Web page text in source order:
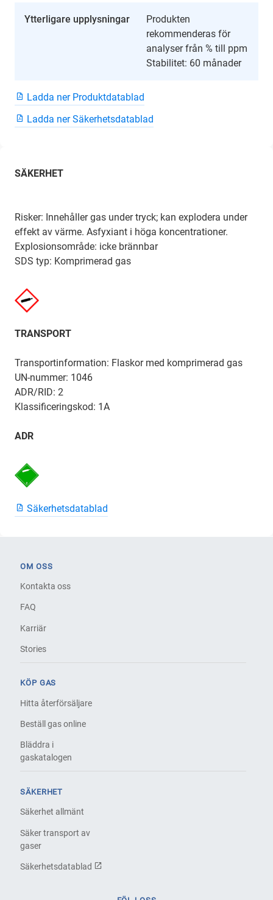
Ytterligare upplysningar
Produkten
rekommenderas för
analyser från % till ppm
Stabilitet: 60 månader
Ladda ner Produktdatablad
Ladda ner Säkerhetsdatablad
SÄKERHET
Risker: Innehåller gas under tryck; kan explodera under
effekt av värme. Asfyxiant i höga koncentrationer.
Explosionsområde: icke brännbar
SDS typ: Komprimerad gas
TRANSPORT
Transportinformation: Flaskor med komprimerad gas
UN-nummer: 1046
ADR/RID: 2
Klassificeringskod: 1A
ADR
Säkerhetsdatablad
OM OSS
Kontakta oss
FAQ
Karriär
Stories
KÖP GAS
Hitta återförsäljare
Beställ gas online
Bläddra i
gaskatalogen
SÄKERHET
Säkerhet allmänt
Säker transport av
gaser
Säkerhetsdatablad